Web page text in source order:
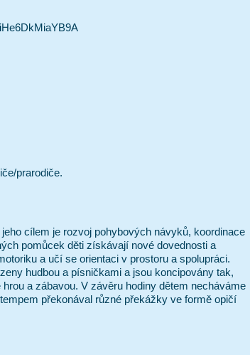
prarodiče.
cílem je rozvoj pohybových návyků, koordinace
pomůcek děti získávají nové dovednosti a
a učí se orientaci v prostoru a spolupráci.
hudbou a písničkami a jsou koncipovány tak,
a zábavou. V závěru hodiny dětem necháváme
překonával různé překážky ve formě opičí